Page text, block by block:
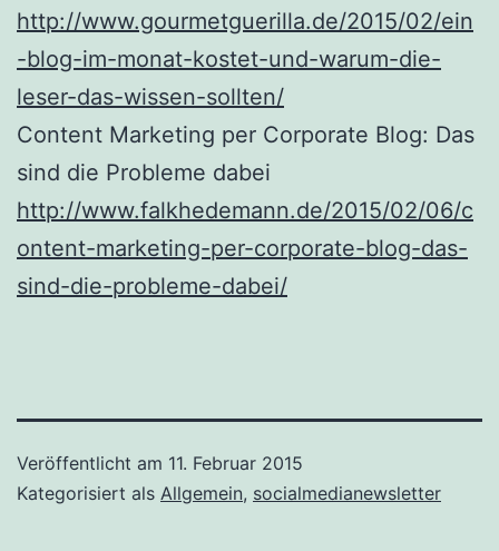
http://www.gourmetguerilla.de/2015/02/ein
-blog-im-monat-kostet-und-warum-die-
leser-das-wissen-sollten/
Content Marketing per Corporate Blog: Das
sind die Probleme dabei
http://www.falkhedemann.de/2015/02/06/c
ontent-marketing-per-corporate-blog-das-
sind-die-probleme-dabei/
Veröffentlicht am 11. Februar 2015
Kategorisiert als Allgemein, socialmedianewsletter